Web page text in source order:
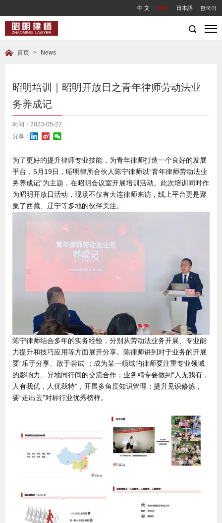
中 文 ENG 日本語 한국어
首页 > News
昭明培训｜昭明开放日之青年律师劳动法业
务养成记
时间：2023-05-22
分享：
为了更好的提升律师专业技能，为青年律师打造一个良好的发展
平台，5月19日，昭明律所合伙人陈宁律师以“青年律师劳动法业
务养成记”为主题，在昭明会议室开展培训活动。此次培训同时作
为昭明开放日活动，现场不仅有大连律师来访，线上平台更是聚
集了西藏、辽宁等多地的伙伴关注。
陈宁律师结合多年的实务经验，分别从劳动法业务开展、专业能
力提升和技巧应用等方面展开分享。陈律师讲到对于业务的开展
要“乐于分享、敢于尝试”；成为某一领域的律师要注重专业领域
的影响力、异地同行间的交流合作；业务精专要做到“人无我有，
人有我优，人优我特”，开展多角度知识管理；提升见识修炼，
要“走出去”对标行业优秀榜样。